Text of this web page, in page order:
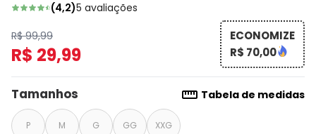
(4,2)5 avaliações
R$ 99,99
R$ 29,99
ECONOMIZE
R$ 70,00
Tamanhos Tabela de medidas
P M G GG XXG